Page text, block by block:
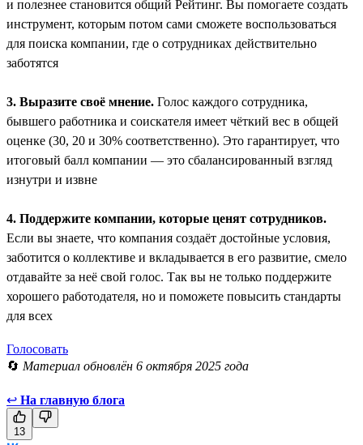
и полезнее становится общий Рейтинг. Вы помогаете создать
инструмент, которым потом сами сможете воспользоваться
для поиска компании, где о сотрудниках действительно
заботятся
3. Выразите своё мнение. Голос каждого сотрудника,
бывшего работника и соискателя имеет чёткий вес в общей
оценке (30, 20 и 30% соответственно). Это гарантирует, что
итоговый балл компании — это сбалансированный взгляд
изнутри и извне
4. Поддержите компании, которые ценят сотрудников.
Если вы знаете, что компания создаёт достойные условия,
заботится о коллективе и вкладывается в его развитие, смело
отдавайте за неё свой голос. Так вы не только поддержите
хорошего работодателя, но и поможете повысить стандарты
для всех
Голосовать
🔄 Материал обновлён 6 октября 2025 года
↩ На главную блога
13